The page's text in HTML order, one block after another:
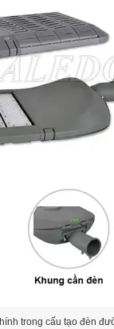
trong cấu tạo đèn